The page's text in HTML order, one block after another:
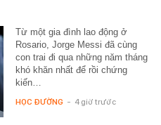
Từ một gia đình lao động ở
Rosario, Jorge Messi đã cùng
con trai đi qua những năm tháng
khó khăn nhất để rồi chứng
kiến…
HỌC ĐƯỜNG - 4 giờ trước